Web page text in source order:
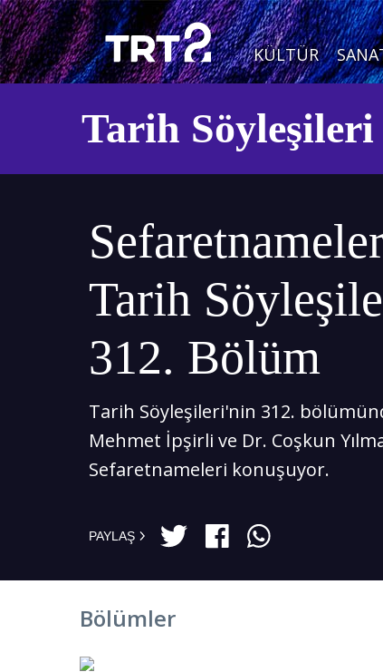
KÜLTÜR
Tarih Söyleşileri
Tarih
312. Bölüm
Tarih Söyleşileri'nin 312.
Mehmet İpşirli ve Dr. Coşkun
Sefaretnameleri konuşuyor.
PAYLAŞ
Bölümler